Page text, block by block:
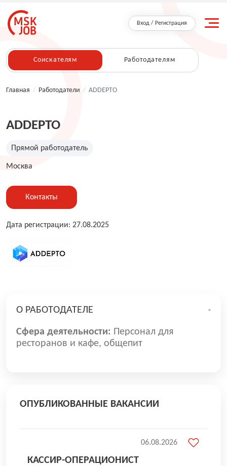
Вход / Регистрация
Соискателям Работодателям
Главная / Работодатели / ADDEPTO
ADDEPTO
Прямой работодатель
Москва
Контакты
Дата регистрации: 27.08.2025
О РАБОТОДАТЕЛЕ -
Сфера деятельности: Персонал для
ресторанов и кафе, общепит
ОПУБЛИКОВАННЫЕ ВАКАНСИИ
КАССИР-ОПЕРАЦИОНИСТ
06.08.2026